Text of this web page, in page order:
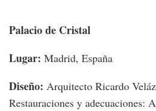
Palacio de Cristal
Lugar: Madrid, España
Diseño: Arquitecto Ricardo
Restauraciones y adecuaciones: